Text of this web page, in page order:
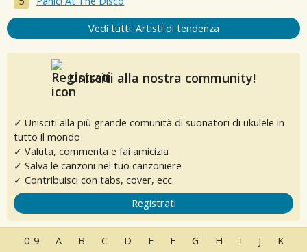
Vedi tutti: Artisti di tendenza
Unisciti alla nostra community!
✓ Unisciti alla più grande comunità di suonatori di ukulele in
tutto il mondo
✓ Valuta, commenta e fai amicizia
✓ Salva le canzoni nel tuo canzoniere
✓ Contribuisci con tabs, cover, ecc.
Registrati
0-9 A B C D E F G H I J K